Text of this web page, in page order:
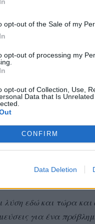
opt-out of the Sale of my
opt-out of processing my
opt-out of Collection, Use,
Data that Is
CONFIRM
Data Deletion
(και κατ επέκταση
και
πως θέλει να
τοποθέτηση των
αντίθετος με αυτό’.
το
συζητήσεις,
λύση εδώ και τώρα
για ένα